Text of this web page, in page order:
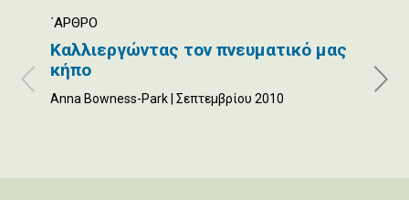
΄ΑΡΘΡΟ
Καλλιεργώντας τον πνευματικό μας
κήπο
Anna Bowness-Park | Σεπτεμβρίου 2010